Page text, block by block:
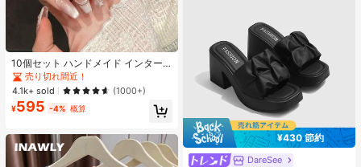
10個セット ハンドメイド インター
ネットセレブリティ優しいラインス
トーンラティスフレンチフォークフ
ァックスパールピンクキャットアイ
ボウ偽ネイル プレスオンネイル ネイ
ルサプライ ハンドメイドプレスオン
売り切れ間近！
4.1k+ sold
(1000+)
¥595 -4% 概算
¥430 節約
DareSee
#1 ベストセラー